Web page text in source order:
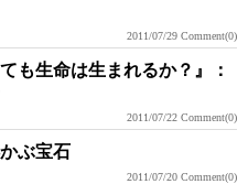
2011/07/29 Comment(0)
も生命は生まれるか？』：
2011/07/22 Comment(0)
ぶ宝石
2011/07/20 Comment(0)